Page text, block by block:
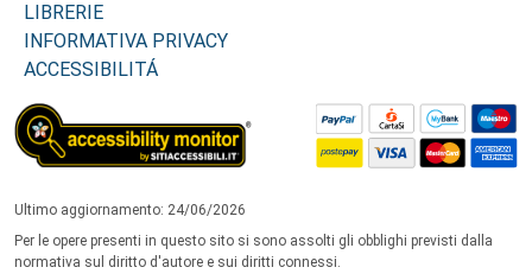
LIBRERIE
INFORMATIVA PRIVACY
ACCESSIBILITÁ
Ultimo aggiornamento: 24/06/2026
Per le opere presenti in questo sito si sono assolti gli obblighi previsti dalla
normativa sul diritto d'autore e sui diritti connessi.